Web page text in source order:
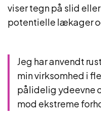
viser tegn på slid
potentielle lækager
Jeg har anvendt
min virksomhed i
pålidelig ydeevne
mod ekstreme